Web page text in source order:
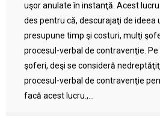
uşor anulate în instanţă. Acest
des pentru că, descurajaţi de ideea
presupune timp şi costuri, mulţi
procesul-verbal de contravenţie.
şoferi, deşi se consideră
procesul-verbal de contravenţie
facă acest lucru.,...